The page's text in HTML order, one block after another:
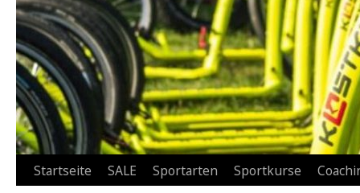
Zum
Startseite SALE Sportarten Sportkurse